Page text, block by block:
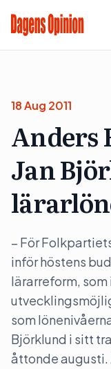
18 Aug 2011
Anders
Jan
– För
inför höstens
lärarreform,
som
Björklund i sitt
åttonde augusti.